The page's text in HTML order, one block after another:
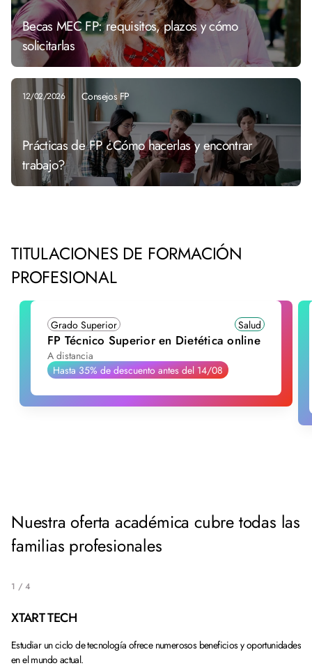
Becas MEC FP: requisitos, plazos y cómo
solicitarlas
12/02/2026 Consejos FP
Prácticas de FP ¿Cómo hacerlas y encontrar
trabajo?
TITULACIONES DE FORMACIÓN
PROFESIONAL
Grado Superior Salud
FP Técnico Superior en Dietética online
A distancia
Hasta 35% de descuento antes del 14/08
Nuestra oferta académica cubre todas las
familias profesionales
XTART TECH
Estudiar un ciclo de tecnología ofrece numerosos beneficios y oportunidades
en el mundo actual.
1 /4